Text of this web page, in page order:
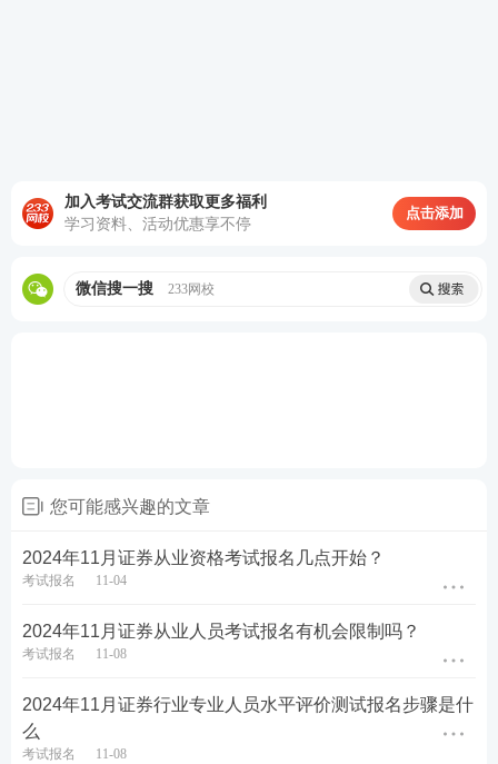
在单位具备证券从业考试报考资质。如果不确定自己
员。
安徽2024年11月证券从业专场考试报名流程
试平台-水平评价测试报名-选择对应报名入口进入。
【
加入考试交流群获取更多福利
学习资料、活动优惠享不停
点击添加
微信搜一搜 233网校
您可能感兴趣的文章
2024年11月证券从业资格考试报名几点开始？
考试报名 11-04
2024年11月证券从业人员考试报名有机会限制吗？
考试报名 11-08
2024年11月证券行业专业人员水平评价测试报名步骤是什
么
考试报名 11-08